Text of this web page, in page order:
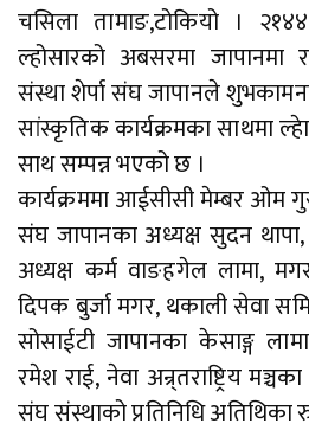
चसिला तामाङ,टोकियो ।
ल्होसारको अबसरमा जापानमा
संस्था शेर्पा संघ जापानले
सांस्कृतिक कार्यक्रमका साथमा
साथ सम्पन्न भएको छ ।
कार्यक्रममा आईसीसी मेम्बर ओम
संघ जापानका अध्यक्ष सुदन
अध्यक्ष कर्म वाङहगेल लामा,
दिपक बुर्जा मगर, थकाली सेवा
सोसाईटी जापानका केसाङ्ग
रमेश राई, नेवा अन्र्तराष्ट्रिय
संघ संस्थाको प्रतिनिधि अतिथिका